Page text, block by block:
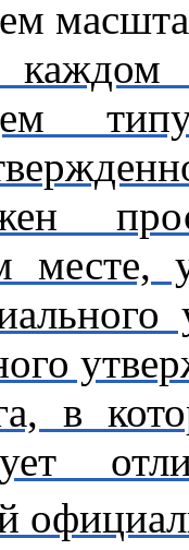
месте,
в